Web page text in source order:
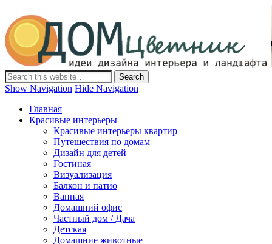
Дом-Цветник
Дизайн интерьера и ландшафта, декор и обустройство дома.
Идеи со всего мира.
Show Navigation Hide Navigation
Главная
Красивые интерьеры
Красивые интерьеры квартир
Путешествия по домам
Дизайн для детей
Гостиная
Визуализация
Балкон и патио
Ванная
Домашний офис
Частный дом / Дача
Детская
Домашние животные